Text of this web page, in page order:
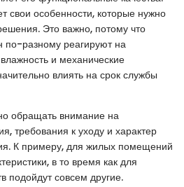
свои особенности, которые нужно
Это важно, потому что
по-разному реагируют на
и механические
влиять на срок службы
обращать внимание на
требования к уходу и характер
К примеру, для жилых помещений
в то время как для
подойдут совсем другие.